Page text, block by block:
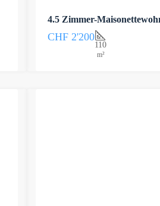
4.5 Zimmer-
CHF 2'200
110
m²